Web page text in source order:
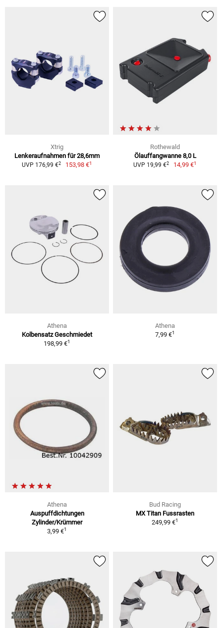
Xtrig
Lenkeraufnahmen für 28,6mm
UVP 176,99 €2 153,98 €1
Rothewald
Ölauffangwanne 8,0 L
UVP 19,99 €2 14,99 €1
Athena
Kolbensatz Geschmiedet
198,99 €1
Athena
7,99 €1
Athena
Auspuffdichtungen
Zylinder/Krümmer
3,99 €1
Bud Racing
MX Titan Fussrasten
249,99 €1